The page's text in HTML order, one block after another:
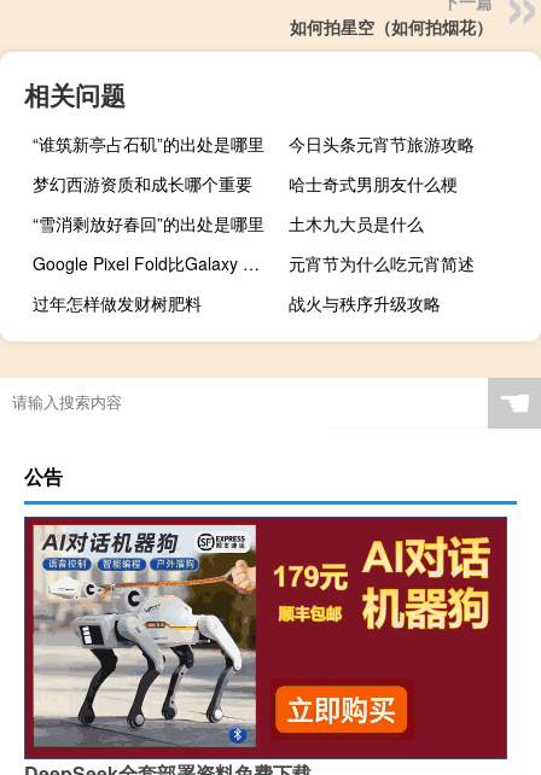
如何拍星空（如何拍烟花）
相关问题
“谁筑新亭占石矶”的出处是哪里
今日头条元宵节旅游攻略
梦幻西游资质和成长哪个重要
哈士奇式男朋友什么梗
“雪消剩放好春回”的出处是哪里
土木九大员是什么
Google Pixel Fold比Galaxy Z Fold 4更重
元宵节为什么吃元宵简述
过年怎样做发财树肥料
战火与秩序升级攻略
☚
公告